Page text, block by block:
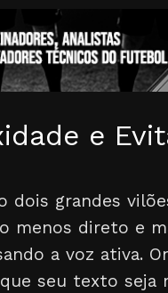
e
dois grandes
menos direto e
a voz ativa.
seu texto seja